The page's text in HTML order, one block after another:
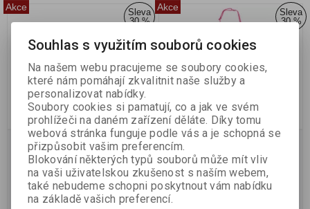
Akce
Sleva
30 %
Dívčí klobouček
Skladem:1 ks
219 Kč 312 Kč
Akce
Sleva
30 %
Dívčí plavky
Skladem:1 ks
294 Kč
Souhlas s využitím souborů cookies
Na našem webu pracujeme se soubory cookies,
které nám pomáhají zkvalitnit naše služby a
personalizovat nabídky.
Soubory cookies si pamatují, co a jak ve svém
prohlížeči na daném zařízení děláte. Díky tomu
webová stránka funguje podle vás a je schopná se
přizpůsobit vašim preferencím.
Blokování některých typů souborů může mít vliv
na vaši uživatelskou zkušenost s naším webem,
také nebudeme schopni poskytnout vám nabídku
na základě vašich preferencí.